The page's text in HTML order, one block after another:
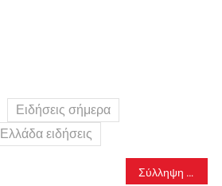
Ειδήσεις σήμερα
Ελλάδα ειδήσεις
Σύλληψη για όπλα και μπαλωθιές στο Ρέθυμνο